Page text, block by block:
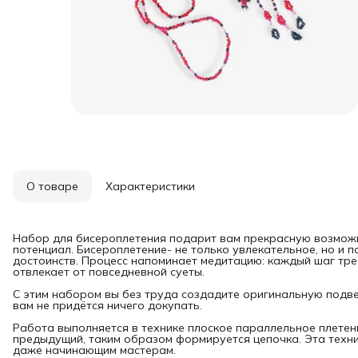
О товаре Характеристики
Набор для бисероплетения подарит вам прекрасную
потенциал. Бисероплетение- не только увлекательное, но и
достоинств. Процесс напоминает медитацию: каждый шаг
отвлекает от повседневной суеты.
С этим набором вы без труда создадите оригинальную
вам не придётся ничего докупать.
Работа выполняется в технике плоское параллельное
предыдущий, таким образом формируется цепочка. Эта
даже начинающим мастерам.